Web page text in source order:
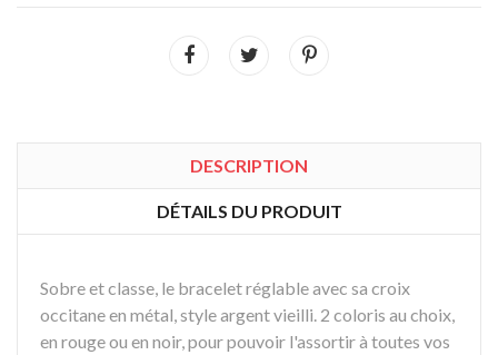
DESCRIPTION
DÉTAILS DU PRODUIT
Sobre et classe, le bracelet réglable avec sa croix
occitane en métal, style argent vieilli. 2 coloris au choix,
en rouge ou en noir, pour pouvoir l'assortir à toutes vos